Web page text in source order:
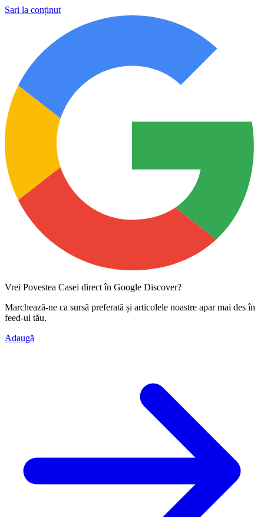
Sari la conținut
Vrei Povestea Casei direct în Google Discover?
Marchează-ne ca sursă preferată și articolele noastre apar mai des în
feed-ul tău.
Adaugă